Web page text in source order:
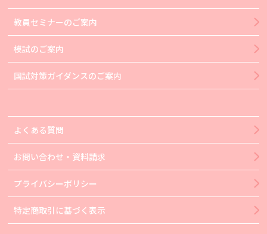
教員セミナーのご案内
模試のご案内
国試対策ガイダンスのご案内
よくある質問
お問い合わせ・資料請求
プライバシーポリシー
特定商取引に基づく表示